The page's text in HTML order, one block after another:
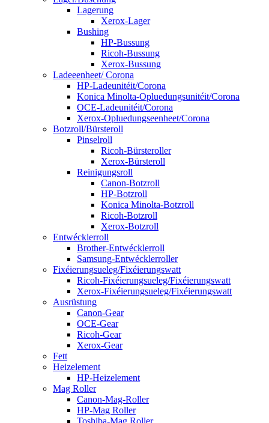
Lagerung
Xerox-Lager
Bushing
HP-Bussung
Ricoh-Bussung
Xerox-Bussung
Ladeeenheet/ Corona
HP-Ladeunitéit/Corona
Konica Minolta-Opluedungsunitéit/Corona
OCE-Ladeunitéit/Corona
Xerox-Opluedungseenheet/Corona
Botzroll/Bürsteroll
Pinselroll
Ricoh-Bürsteroller
Xerox-Bürsteroll
Reinigungsroll
Canon-Botzroll
HP-Botzroll
Konica Minolta-Botzroll
Ricoh-Botzroll
Xerox-Botzroll
Entwécklerroll
Brother-Entwécklerroll
Samsung-Entwécklerroller
Fixéierungsueleg/Fixéierungswatt
Ricoh-Fixéierungsueleg/Fixéierungswatt
Xerox-Fixéierungsueleg/Fixéierungswatt
Ausrüstung
Canon-Gear
OCE-Gear
Ricoh-Gear
Xerox-Gear
Fett
Heizelement
HP-Heizelement
Mag Roller
Canon-Mag-Roller
HP-Mag Roller
Toshiba-Mag Roller